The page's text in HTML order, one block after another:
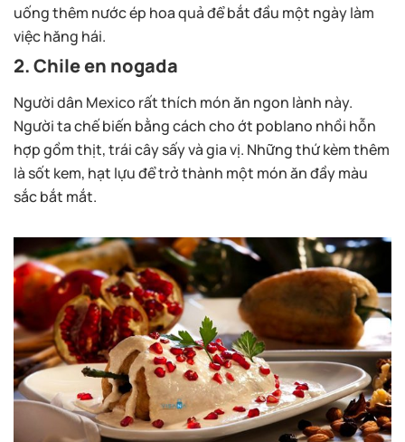
uống thêm nước ép hoa quả để bắt đầu một ngày làm
việc hăng hái.
2. Chile en nogada
Người dân Mexico rất thích món ăn ngon lành này.
Người ta chế biến bằng cách cho ớt poblano nhồi hỗn
hợp gồm thịt, trái cây sấy và gia vị. Những thứ kèm thêm
là sốt kem, hạt lựu để trở thành một món ăn đầy màu
sắc bắt mắt.